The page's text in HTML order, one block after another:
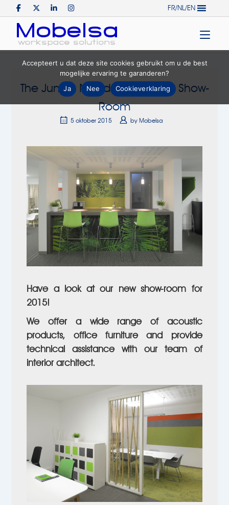
to
content
FR/NL/EN
Home
The Jungle Mood on Our New Show-
Room
5 oktober 2015 by Mobelsa
Have a look at our new show-room for
2015!
We offer a wide range of acoustic
products, office furniture and provide
technical assistance with our team of
interior architect.
Accepteert u dat deze site cookies gebruikt om u de best
mogelijke ervaring te garanderen?
Ja
Nee Cookieverklaring